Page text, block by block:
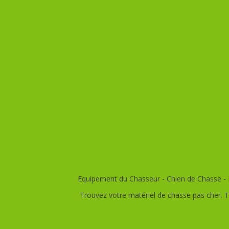
Equipement du Chasseur - Chien de
Trouvez votre matériel de chasse pas cher.